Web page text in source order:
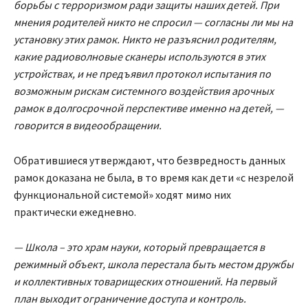
борьбы с терроризмом ради защиты наших детей. При
мнения родителей никто не спросил — согласны ли мы на
установку этих рамок. Никто не разъяснил родителям,
какие радиоволновые сканеры используются в этих
устройствах, и не предъявил протокол испытания по
возможным рискам системного воздействия арочных
рамок в долгосрочной перспективе именно на детей, —
говорится в видеообращении.
Обратившиеся утверждают, что безвредность данных
рамок доказана не была, в то время как дети «с незрелой
функциональной системой» ходят мимо них
практически ежедневно.
— Школа – это храм науки, который превращается в
режимный объект, школа перестала быть местом дружбы
и коллективных товарищеских отношений. На первый
план выходит ограничение доступа и контроль.